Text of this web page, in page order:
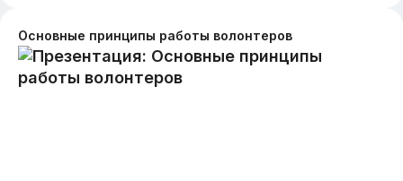
Основные принципы работы волонтеров